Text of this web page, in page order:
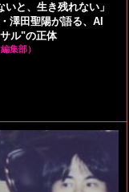
いと、生き残れない」
澤田聖陽が語る、AI
ル"の正体
集部）